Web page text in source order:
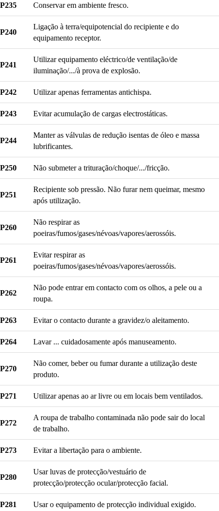
P235 Conservar em ambiente fresco.
P240
Ligação à terra/equipotencial do recipiente e do
equipamento receptor.
P241
Utilizar equipamento eléctrico/de ventilação/de
iluminação/.../à prova de explosão.
P242 Utilizar apenas ferramentas antichispa.
P243 Evitar acumulação de cargas electrostáticas.
P244
Manter as válvulas de redução isentas de óleo e massa
lubrificantes.
P250 Não submeter a trituração/choque/.../fricção.
P251
Recipiente sob pressão. Não furar nem queimar, mesmo
após utilização.
P260
Não respirar as
poeiras/fumos/gases/névoas/vapores/aerossóis.
P261
Evitar respirar as
poeiras/fumos/gases/névoas/vapores/aerossóis.
P262
Não pode entrar em contacto com os olhos, a pele ou a
roupa.
P263 Evitar o contacto durante a gravidez/o aleitamento.
P264 Lavar ... cuidadosamente após manuseamento.
P270
Não comer, beber ou fumar durante a utilização deste
produto.
P271 Utilizar apenas ao ar livre ou em locais bem ventilados.
P272
A roupa de trabalho contaminada não pode sair do local
de trabalho.
P273 Evitar a libertação para o ambiente.
P280
Usar luvas de protecção/vestuário de
protecção/protecção ocular/protecção facial.
P281 Usar o equipamento de protecção individual exigido.